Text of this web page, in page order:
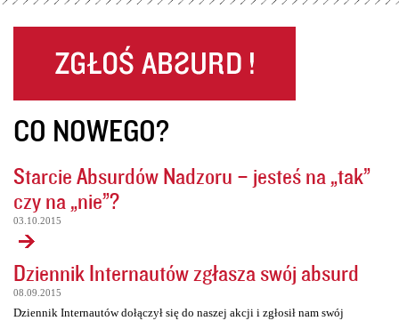
CO NOWEGO?
Starcie Absurdów Nadzoru – jesteś na „tak”
czy na „nie”?
03.10.2015
Dziennik Internautów zgłasza swój absurd
08.09.2015
Dziennik Internautów dołączył się do naszej akcji i zgłosił nam swój